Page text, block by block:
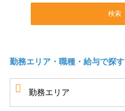
勤務エリア・職種・給与で探す